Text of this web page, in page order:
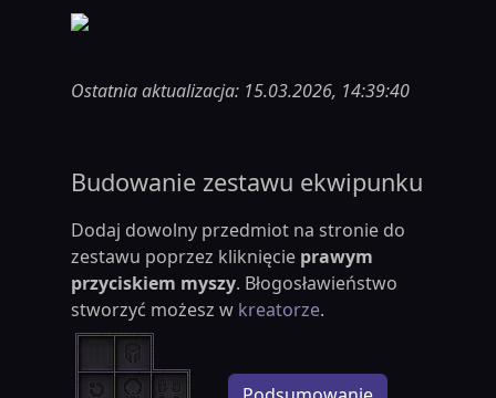
Ostatnia aktualizacja: 15.03.2026, 14:39:40
Budowanie zestawu ekwipunku
Dodaj dowolny przedmiot na stronie do
zestawu poprzez kliknięcie prawym
przyciskiem myszy. Błogosławieństwo
stworzyć możesz w kreatorze.